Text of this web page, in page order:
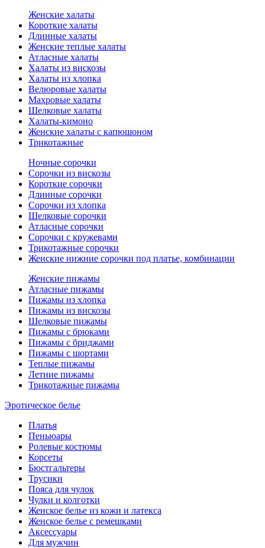
Женские халаты
Короткие халаты
Длинные халаты
Женские теплые халаты
Атласные халаты
Халаты из вискозы
Халаты из хлопка
Велюровые халаты
Махровые халаты
Шелковые халаты
Халаты-кимоно
Женские халаты с капюшоном
Трикотажные
Ночные сорочки
Сорочки из вискозы
Короткие сорочки
Длинные сорочки
Сорочки из хлопка
Шелковые сорочки
Атласные сорочки
Сорочки с кружевами
Трикотажные сорочки
Женские нижние сорочки под платье, комбинации
Женские пижамы
Атласные пижамы
Пижамы из хлопка
Пижамы из вискозы
Шелковые пижамы
Пижамы с брюками
Пижамы с бриджами
Пижамы с шортами
Теплые пижамы
Летние пижамы
Трикотажные пижамы
Эротическое белье
Платья
Пеньюары
Ролевые костюмы
Корсеты
Бюстгальтеры
Трусики
Пояса для чулок
Чулки и колготки
Женское белье из кожи и латекса
Женское белье с ремешками
Аксессуары
Для мужчин